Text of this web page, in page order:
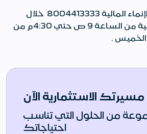
الاتصال على هاتف الإنماء المالية 8004413333 خلال
ساعات العمل الرسمية من الساعة 9 ص حتي 4:30م من
الخميس .
مسيرتك الاستثمارية الآن
من الحلول التي تناسب
احتياجاتك